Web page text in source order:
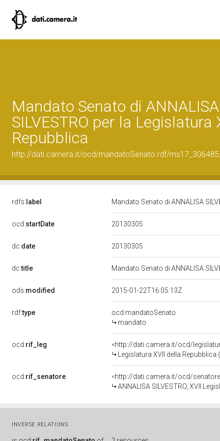
Mandato Senato di ANNALISA
SILVESTRO per la Legislatura
Repubblica
http://dati.camera.it/ocd/mandatoSenato.rdf/
rdfs: label Mandato Senato di ANNALISA
ocd:startDate 20130305
dc:date 20130305
dc:title Mandato Senato di ANNALISA
ods:modified 2015-01-22T16:05:13Z
rdf:type
ocd:mandatoSenato
mandato
ocd:rif_leg
<http://dati.camera.it/ocd/
Legislatura XVII della
ocd:rif_senatore
<http://dati.camera.it/ocd/
ANNALISA SILVESTRO, XVII
INVERSE RELATIONS